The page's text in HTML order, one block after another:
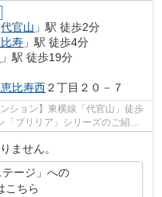
代官山 」駅 徒歩2分
寿 」駅 徒歩4分
」駅 徒歩19分
恵比寿西２丁目２０－７
ション】東横線「代官山」徒歩
ブリリア」シリーズのご紹介
ません。
テージ」への
こちら